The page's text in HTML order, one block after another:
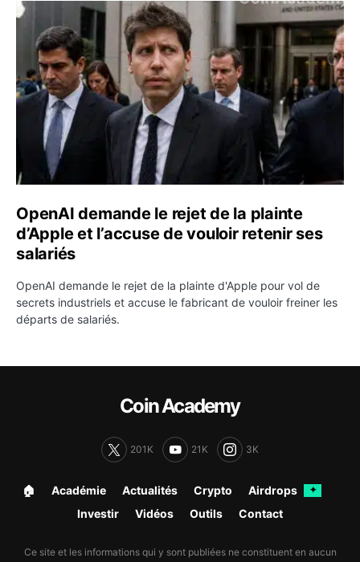
OpenAI demande le rejet de la plainte d’Apple et
OpenAI demande le rejet de la plainte
d’Apple et l’accuse de vouloir retenir ses
salariés
OpenAI demande le rejet de la plainte d'Apple pour vol de
secrets industriels et accuse le fabricant de vouloir freiner les
départs de salariés.
Coin Academy
201K 21K 3K
🏠︎ Académie Actualités Crypto Airdrops ✦
Investir Vidéos Outils Contact
Ce site et les informations qui y sont publiées ne constituent en aucun